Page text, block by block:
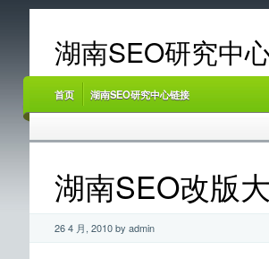
湖南SEO研究中
首页 湖南SEO研究中心链接
湖南SEO改版
26 4 月, 2010 by admin